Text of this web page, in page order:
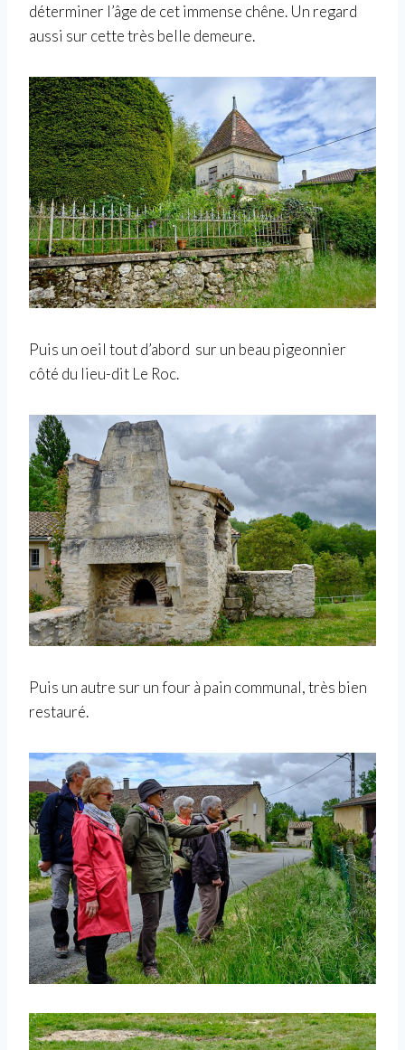
déterminer l’âge de cet immense chêne. Un regard
aussi sur cette très belle demeure.
Puis un oeil tout d’abord sur un beau pigeonnier
côté du lieu-dit Le Roc.
Puis un autre sur un four à pain communal, très bien
restauré.